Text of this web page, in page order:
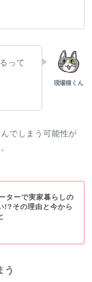
って
でしまう可能性が
ターで実家暮らしの
!?その理由と今から
う